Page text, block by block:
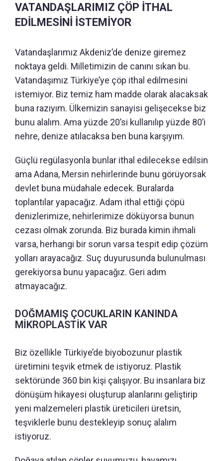
VATANDAŞLARIMIZ ÇÖP İTHAL
EDİLMESİNİ İSTEMİYOR
Vatandaşlarımız Akdeniz’de denize giremez
noktaya geldi. Milletimizin de canını sıkan bu.
Vatandaşımız Türkiye’ye çöp ithal edilmesini
istemiyor. Biz temiz ham madde olarak alacaksak
buna razıyım. Ülkemizin sanayisi gelişecekse biz
bunu alalım. Ama yüzde 20’si kullanılıp yüzde 80’i
nehre, denize atılacaksa ben buna karşıyım.
Güçlü regülasyonla bunlar ithal edilecekse edilsin
ama Adana, Mersin nehirlerinde bunu görüyorsak
devlet buna müdahale edecek. Buralarda
toplantılar yapacağız. Adam ithal ettiği çöpü
denizlerimize, nehirlerimize döküyorsa bunun
cezası olmak zorunda. Biz burada kimin ihmali
varsa, herhangi bir sorun varsa tespit edip çözüm
yolları arayacağız. Suç duyurusunda bulunulması
gerekiyorsa bunu yapacağız. Geri adım
atmayacağız.
DOĞMAMIŞ ÇOCUKLARIN KANINDA
MİKROPLASTİK VAR
Biz özellikle Türkiye’de biyobozunur plastik
üretimini teşvik etmek de istiyoruz. Plastik
sektöründe 360 bin kişi çalışıyor. Bu insanlara biz
dönüşüm hikayesi oluşturup alanlarını geliştirip
yeni malzemeleri plastik üreticileri üretsin,
teşviklerle bunu destekleyip sonuç alalım
istiyoruz.